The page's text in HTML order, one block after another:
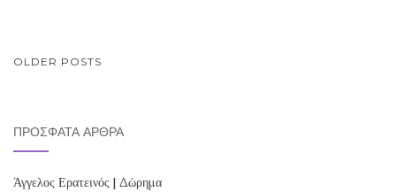
POSTS
OLDER POSTS
ΠΡΌΣΦΑΤΑ ΆΡΘΡΑ
Άγγελος Ερατεινός | Δώρημα